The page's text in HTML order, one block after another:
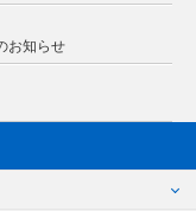
お知らせ